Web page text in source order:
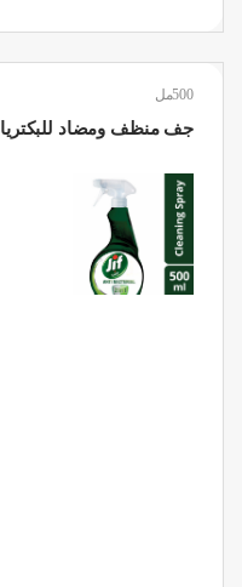
500مل
جف منظف ومضاد للبكتريا 2في1 بخاخ 500مل